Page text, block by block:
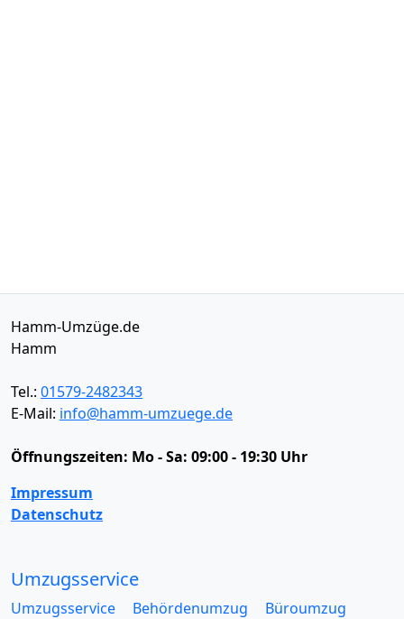
Hamm-Umzüge.de
Hamm
Tel.: 01579-2482343
E-Mail: info@hamm-umzuege.de
Öffnungszeiten: Mo - Sa: 09:00 - 19:30 Uhr
Impressum
Datenschutz
Umzugsservice
Umzugsservice Behördenumzug
Büroumzug